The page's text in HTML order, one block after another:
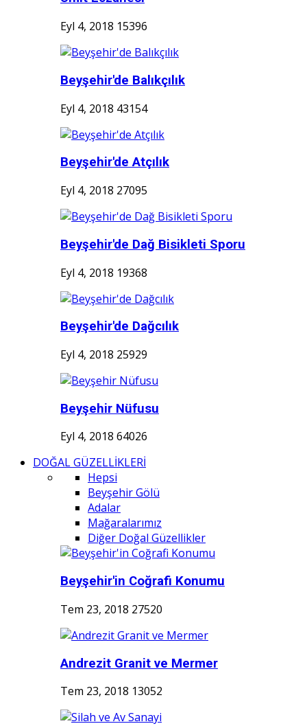
Eyl 4, 2018 15396
Beyşehir'de Balıkçılık
Eyl 4, 2018 43154
Beyşehir'de Atçılık
Eyl 4, 2018 27095
Beyşehir'de Dağ Bisikleti Sporu
Eyl 4, 2018 19368
Beyşehir'de Dağcılık
Eyl 4, 2018 25929
Beyşehir Nüfusu
Eyl 4, 2018 64026
DOĞAL GÜZELLİKLERİ
Hepsi
Beyşehir Gölü
Adalar
Mağaralarımız
Diğer Doğal Güzellikler
Beyşehir'in Coğrafi Konumu
Tem 23, 2018 27520
Andrezit Granit ve Mermer
Tem 23, 2018 13052